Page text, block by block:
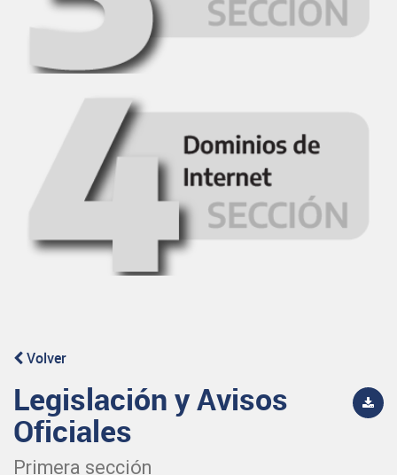
Volver
Legislación y Avisos
Oficiales
Primera sección